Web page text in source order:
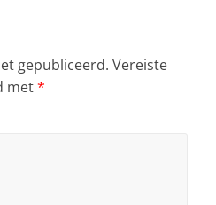
gepubliceerd. Vereiste
met*